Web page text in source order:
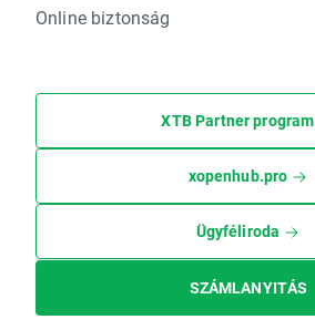
Online biztonság
XTB Partner program
xopenhub.pro
Ügyféliroda
SZÁMLANYITÁS